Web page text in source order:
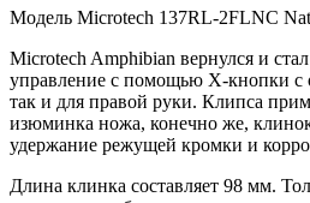
Модель Microtech 137RL-2FLNC
Microtech Amphibian вернулся и
управление с помощью X-кнопки с
так и для правой руки. Клипса
изюминка ножа, конечно же,
удержание режущей кромки и
Длина клинка составляет 98 мм.